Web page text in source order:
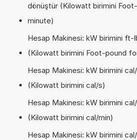
dönüştür (Kilowatt birimini
minute)
Hesap Makinesi: kW birimini ft-
(Kilowatt birimini Foot-pound
Hesap Makinesi: kW birimini
(Kilowatt birimini cal/s)
Hesap Makinesi: kW birimini
(Kilowatt birimini cal/min)
Hesap Makinesi: kW birimini